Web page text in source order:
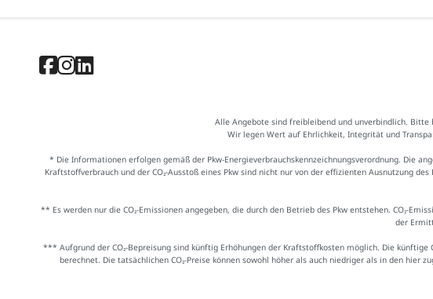
Alle Angebote sind freibleibend und unverbindlich. Bitte
Wir legen Wert auf Ehrlichkeit, Integrität und
* Die Informationen erfolgen gemäß der Pkw-Energieverbrauchskennzeichnungsverordnung. Die
Kraftstoffverbrauch und der CO₂-Ausstoß eines Pkw sind nicht nur von der effizienten Ausnutzung
** Es werden nur die CO₂-Emissionen angegeben, die durch den Betrieb des Pkw entstehen. CO₂-
der
*** Aufgrund der CO₂-Bepreisung sind künftig Erhöhungen der Kraftstoffkosten möglich. Die künftige
berechnet. Die tatsächlichen CO₂-Preise können sowohl höher als auch niedriger als in den